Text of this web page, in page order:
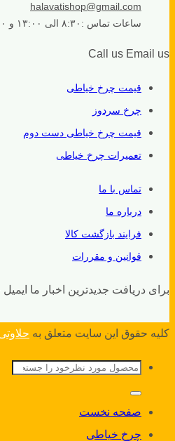
halavatishop@gmail.com
ساعات تماس :۸:۳۰ الی ۱۳:۰۰ و ۱۷:۰۰ الی ۲۰:۳۰
Call us Email us
قیمت چرخ خیاطی
چرخ سردوز
قیمت چرخ خیاطی دست دوم
تعمیرات چرخ خیاطی
تماس با ما
درباره ما
فرایند بازگشت کالا
قوانین و مقررات
برای دریافت جدیدترین اخبار ما ایمیل
کلیه حقوق این سایت متعلق به
جستجو
برای:
صفحه نخست
چرخ خیاطی